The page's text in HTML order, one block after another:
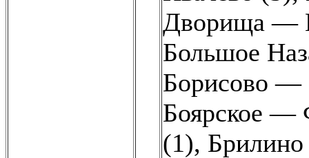
Дворища —
Большое
Борисово —
Боярское —
(1),